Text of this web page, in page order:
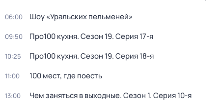
06:00 Шоу «Уральских пельменей»
09:50 Про100 кухня. Сезон 19. Серия 17-я
10:25 Про100 кухня. Сезон 19. Серия 18-я
11:00 100 мест, где поесть
13:00 Чем заняться в выходные. Сезон 1. Серия 10-я